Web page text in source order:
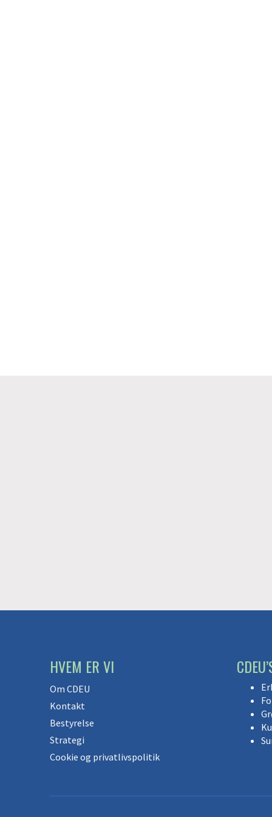
HVEM ER VI
Om CDEU
Kontakt
Bestyrelse
Strategi
Cookie og privatlivspolitik